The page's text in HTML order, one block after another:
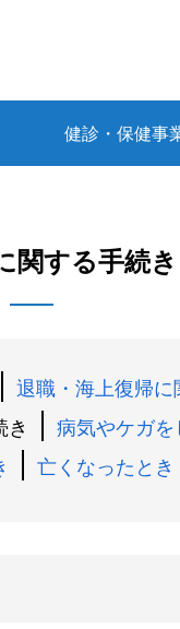
健診・保健事
関する手続き
退職・海上復帰に
病気やケガを
亡くなったとき